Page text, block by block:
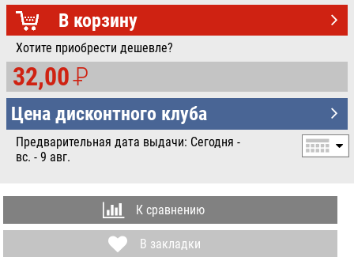
УБ.
В корзину
Хотите приобрести дешевле?
32,00P
УБ.
Цена дисконтного клуба
Предварительная дата выдачи: Сегодня -
вс. - 9 авг.
К сравнению
В закладки